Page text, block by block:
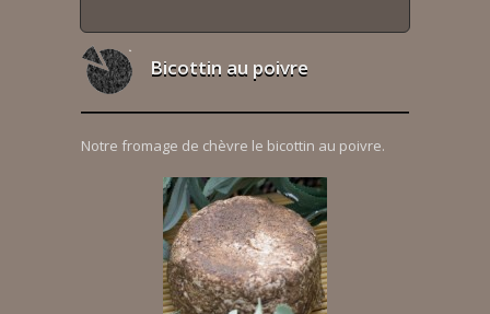
Bicottin au poivre
Notre fromage de chèvre le bicottin au poivre.